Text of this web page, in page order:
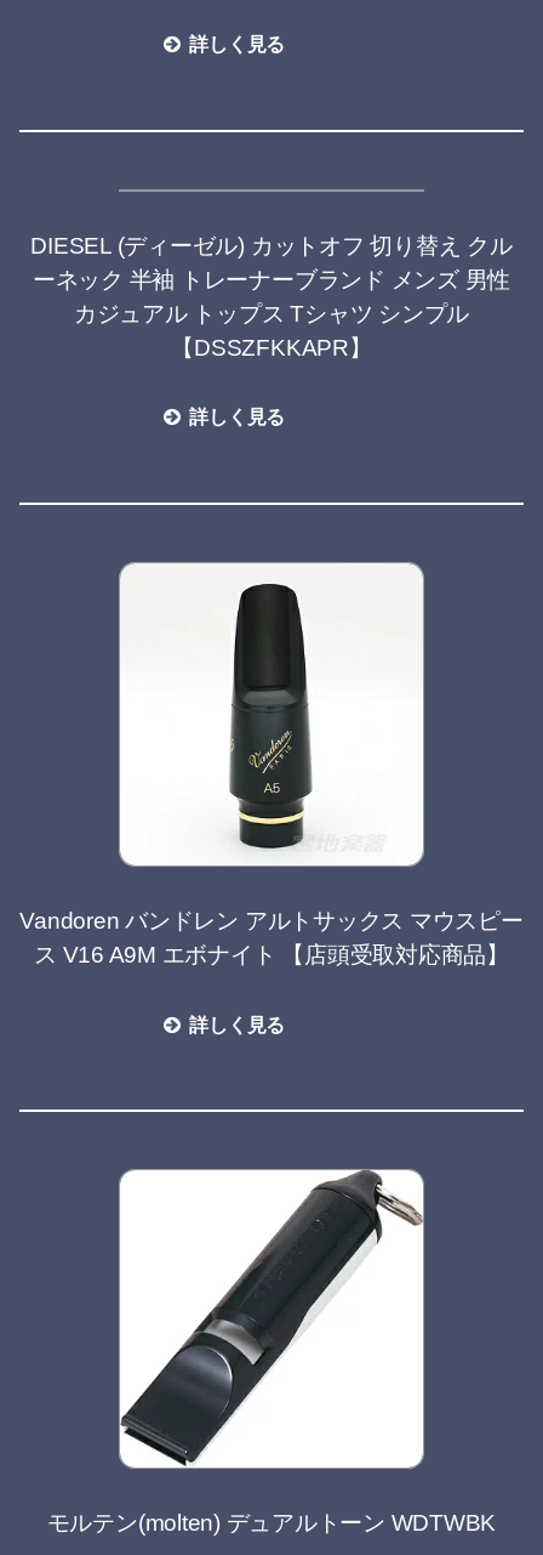
詳しく見る
DIESEL (ディーゼル) カットオフ 切り替え クル
ーネック 半袖 トレーナーブランド メンズ 男性
カジュアル トップス Tシャツ シンプル
【DSSZFKKAPR】
詳しく見る
Vandoren バンドレン アルトサックス マウスピー
ス V16 A9M エボナイト 【店頭受取対応商品】
詳しく見る
モルテン(molten) デュアルトーン WDTWBK